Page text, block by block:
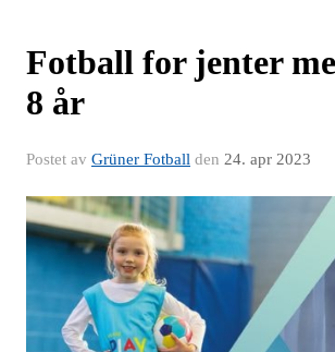
Fotball for jenter
8 år
Postet av Grüner Fotball den 24. apr 2023